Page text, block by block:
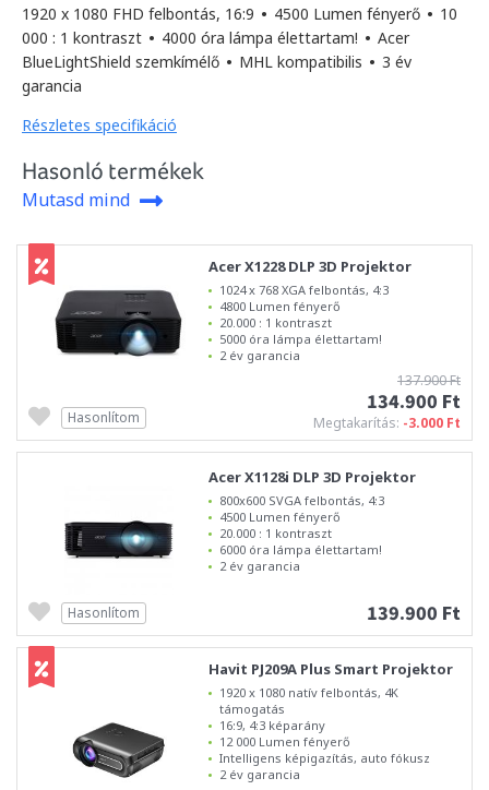
1920 x 1080 FHD felbontás, 16:9 • 4500 Lumen fényerő • 10
000 : 1 kontraszt • 4000 óra lámpa élettartam! • Acer
BlueLightShield szemkímélő • MHL kompatibilis • 3 év
garancia
Részletes specifikáció
Hasonló termékek
Mutasd mind
Acer X1228 DLP 3D Projektor
1024 x 768 XGA felbontás, 4:3
4800 Lumen fényerő
20.000 : 1 kontraszt
5000 óra lámpa élettartam!
2 év garancia
137.900 Ft
134.900 Ft
Megtakarítás: -3.000 Ft
Hasonlítom
Acer X1128i DLP 3D Projektor
800x600 SVGA felbontás, 4:3
4500 Lumen fényerő
20.000 : 1 kontraszt
6000 óra lámpa élettartam!
2 év garancia
139.900 Ft
Hasonlítom
Havit PJ209A Plus Smart Projektor
1920 x 1080 natív felbontás, 4K
támogatás
16:9, 4:3 képarány
12 000 Lumen fényerő
Intelligens képigazítás, auto fókusz
2 év garancia